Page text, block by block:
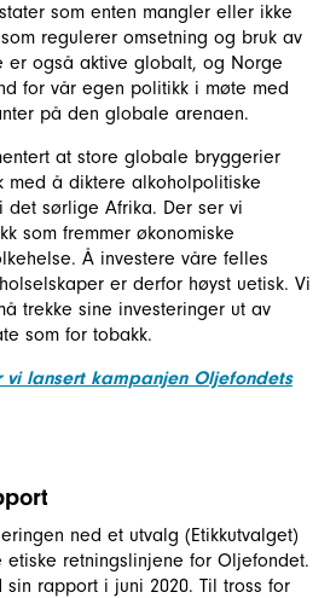
som enten mangler eller ikke
regulerer omsetning og bruk av
er også aktive globalt, og Norge
for vår egen politikk i møte med
på den globale arenaen.
at store globale bryggerier
med å diktere alkoholpolitiske
det sørlige Afrika. Der ser vi
som fremmer økonomiske
Å investere våre felles
er derfor høyst uetisk. Vi
trekke sine investeringer ut av
som for tobakk.
vi lansert kampanjen Oljefondets
ned et utvalg (Etikkutvalget)
etiske retningslinjene for Oljefondet.
sin rapport i juni 2020. Til tross for